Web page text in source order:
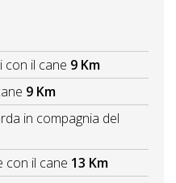
con il cane 9 Km
9 Km
in compagnia del
con il cane 13 Km